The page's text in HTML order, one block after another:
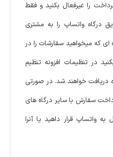
را غیرفعال بکنید و فقط
درگاه واتساپ را به مشتری
ای که میخواهید سفارشات را در
در تنظیمات افزونه تنظیم
دریافت خواهند شد. در صورتی
سفارش با سایر درگاه های
واتساپ قرار داهید یا آنرا